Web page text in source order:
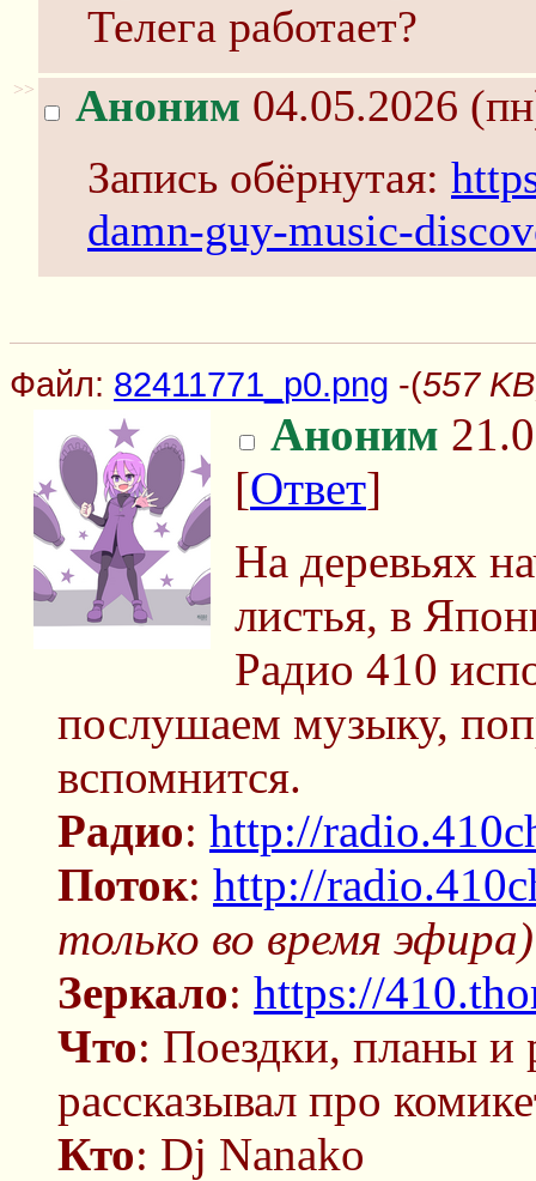
Телега работает?
>> Аноним 04.05.2026
Запись обёрнутая:
damn-guy-music-
Файл: 82411771_p0.png -(557
Аноним
[Ответ]
На деревьях
листья, в
Радио 410
послушаем музыку,
вспомнится.
Радио: http://
Поток: http://
только во время эфира)
Зеркало: https://
Что: Поездки, планы и
рассказывал про
Кто: Dj Nanako